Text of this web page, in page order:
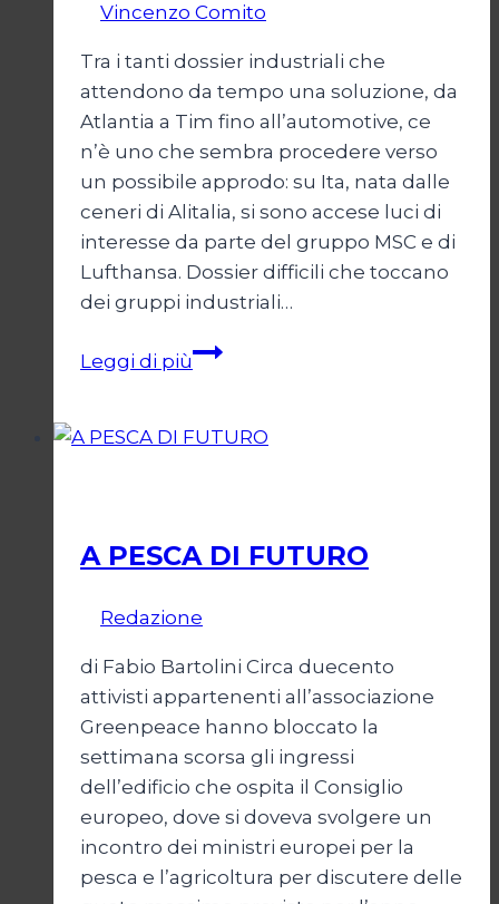
Vincenzo Comito
Tra i tanti dossier industriali che
attendono da tempo una soluzione, da
Atlantia a Tim fino all’automotive, ce
n’è uno che sembra procedere verso
un possibile approdo: su Ita, nata dalle
ceneri di Alitalia, si sono accese luci di
interesse da parte del gruppo MSC e di
Lufthansa. Dossier difficili che toccano
dei gruppi industriali…
Leggi di piùL’ultima
Ita
A PESCA DI FUTURO
Redazione
di Fabio Bartolini Circa duecento
attivisti appartenenti all’associazione
Greenpeace hanno bloccato la
settimana scorsa gli ingressi
dell’edificio che ospita il Consiglio
europeo, dove si doveva svolgere un
incontro dei ministri europei per la
pesca e l’agricoltura per discutere delle